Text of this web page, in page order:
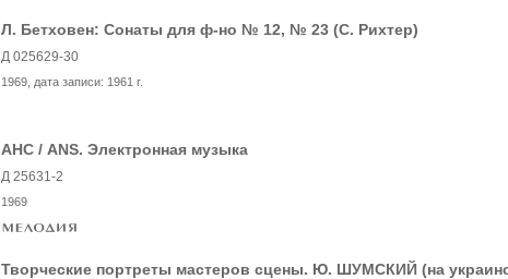
Л. Бетховен: Сонаты для ф-но № 12, № 23 (С. Рихтер)
Д 025629-30
1969 , дата записи: 1961 г.
АНС / ANS. Электронная музыка
Д 25631-2
1969
Творческие портреты мастеров сцены. Ю. ШУМСКИЙ (на